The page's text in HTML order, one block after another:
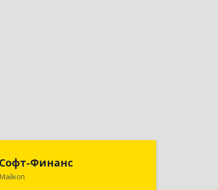
Софт-Финанс
Майкоп